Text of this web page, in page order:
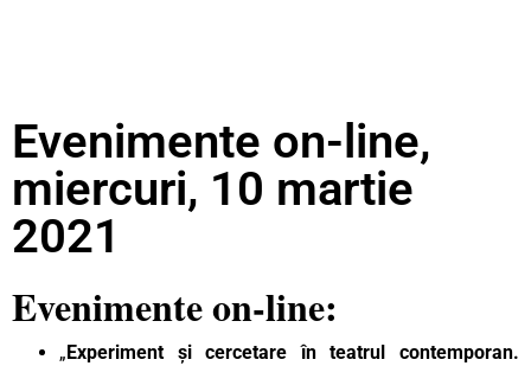
Evenimente on-line,
miercuri, 10 martie
2021
Evenimente on-line:
„Experiment și cercetare în teatrul contemporan.